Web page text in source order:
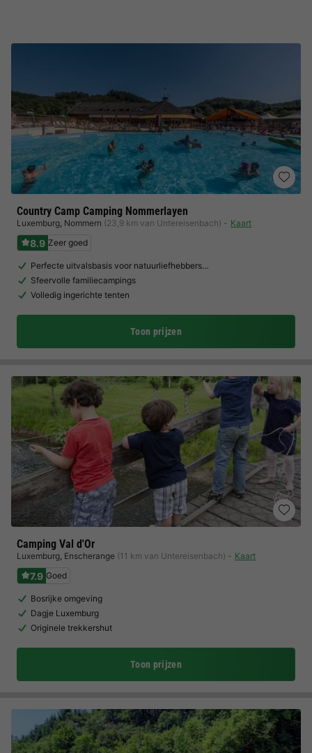
Country Camp Camping Nommerlayen
Luxemburg, Nommern (23,9 km van Untereisenbach) Kaart
8.9 Zeer goed
Perfecte uitvalsbasis voor natuurliefhebbers…
Sfeervolle familiecampings
Volledig ingerichte tenten
Toon prijzen
Camping Val d'Or
Luxemburg, Enscherange (11 km van Untereisenbach) Kaart
7.9 Goed
Bosrijke omgeving
Dagje Luxemburg
Originele trekkershut
Toon prijzen